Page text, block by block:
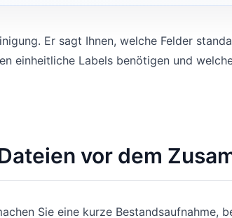
Er sagt Ihnen, welche Felder
einheitliche Labels benötigen und
vor dem
Sie eine kurze Bestandsaufnahme,